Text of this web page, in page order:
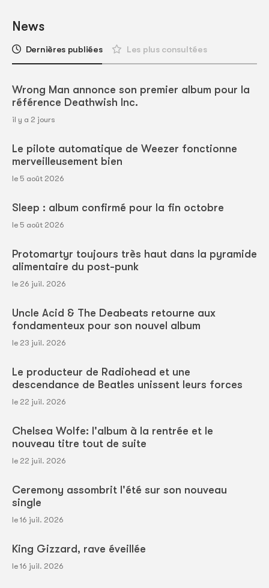
News
Dernières publiées Les plus consultées
Wrong Man annonce son premier album pour la
référence Deathwish Inc.
il y a 2 jours
Le pilote automatique de Weezer fonctionne
merveilleusement bien
le 5 août 2026
Sleep : album confirmé pour la fin octobre
le 5 août 2026
Protomartyr toujours très haut dans la pyramide
alimentaire du post-punk
le 26 juil. 2026
Uncle Acid & The Deabeats retourne aux
fondamenteux pour son nouvel album
le 23 juil. 2026
Le producteur de Radiohead et une
descendance de Beatles unissent leurs forces
le 22 juil. 2026
Chelsea Wolfe: l'album à la rentrée et le
nouveau titre tout de suite
le 22 juil. 2026
Ceremony assombrit l'été sur son nouveau
single
le 16 juil. 2026
King Gizzard, rave éveillée
le 16 juil. 2026